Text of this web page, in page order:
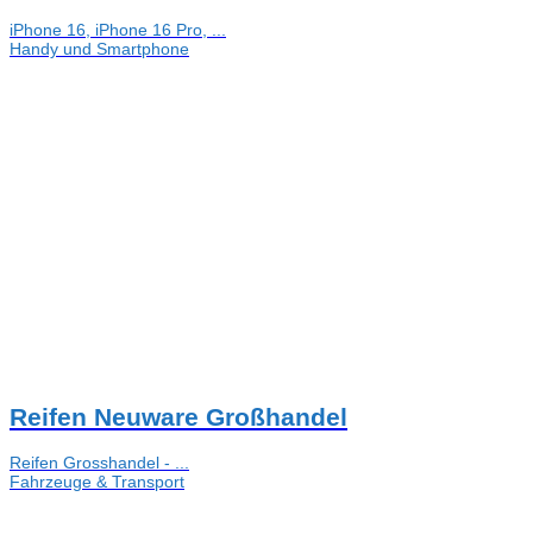
iPhone 16, iPhone 16 Pro, ...
Handy und Smartphone
Reifen Neuware Großhandel
Reifen Grosshandel - ...
Fahrzeuge & Transport